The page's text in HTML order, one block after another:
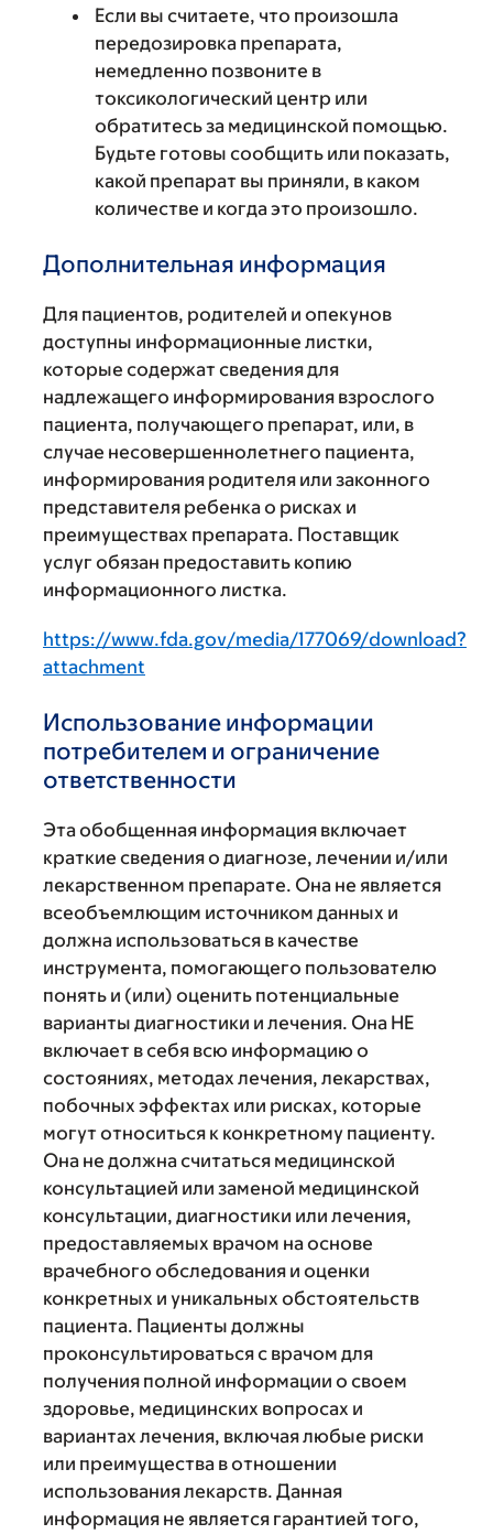
Если вы считаете, что произошла
передозировка препарата,
немедленно позвоните в
токсикологический центр или
обратитесь за медицинской помощью.
Будьте готовы сообщить или показать,
какой препарат вы приняли, в каком
количестве и когда это произошло.
Дополнительная информация
Для пациентов, родителей и опекунов
доступны информационные листки,
которые содержат сведения для
надлежащего информирования взрослого
пациента, получающего препарат, или, в
случае несовершеннолетнего пациента,
информирования родителя или законного
представителя ребенка о рисках и
преимуществах препарата. Поставщик
услуг обязан предоставить копию
информационного листка.
https://www.fda.gov/media/177069/download?
attachment
Использование информации
потребителем и ограничение
ответственности
Эта обобщенная информация включает
краткие сведения о диагнозе, лечении и/или
лекарственном препарате. Она не является
всеобъемлющим источником данных и
должна использоваться в качестве
инструмента, помогающего пользователю
понять и (или) оценить потенциальные
варианты диагностики и лечения. Она НЕ
включает в себя всю информацию о
состояниях, методах лечения, лекарствах,
побочных эффектах или рисках, которые
могут относиться к конкретному пациенту.
Она не должна считаться медицинской
консультацией или заменой медицинской
консультации, диагностики или лечения,
предоставляемых врачом на основе
врачебного обследования и оценки
конкретных и уникальных обстоятельств
пациента. Пациенты должны
проконсультироваться с врачом для
получения полной информации о своем
здоровье, медицинских вопросах и
вариантах лечения, включая любые риски
или преимущества в отношении
использования лекарств. Данная
информация не является гарантией того,